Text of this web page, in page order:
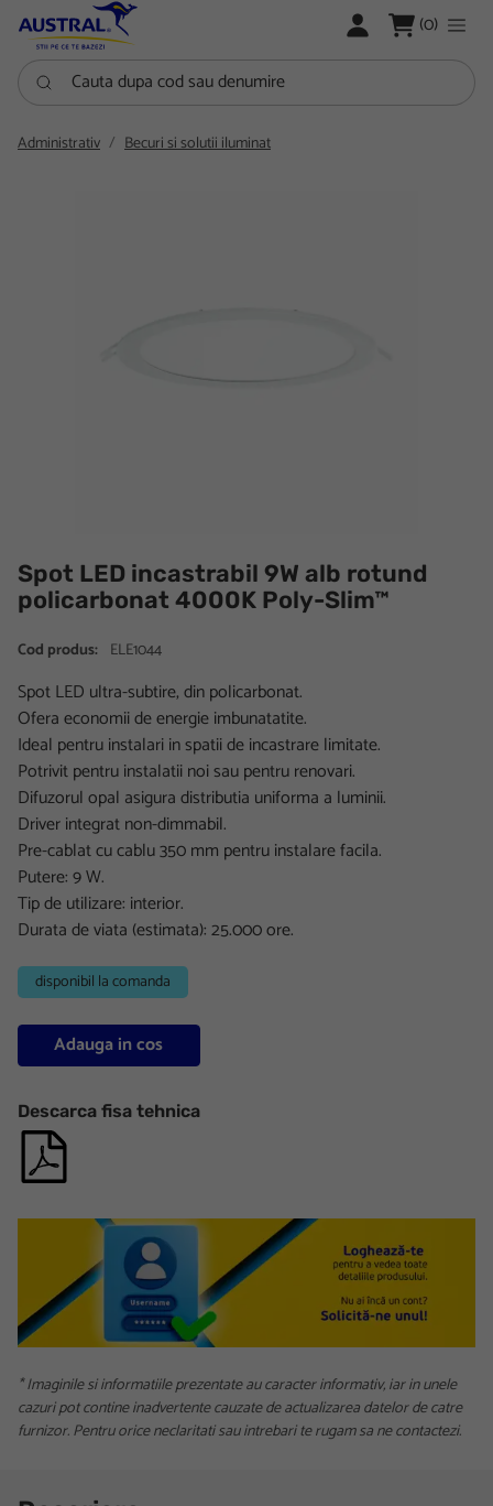
LOGARE (0)
Cauta dupa cod sau denumire
Administrativ Becuri si solutii iluminat
Spot LED incastrabil 9W alb rotund
policarbonat 4000K Poly-Slim™
Cod produs: ELE1044
Spot LED ultra-subtire, din policarbonat.
Ofera economii de energie imbunatatite.
Ideal pentru instalari in spatii de incastrare limitate.
Potrivit pentru instalatii noi sau pentru renovari.
Difuzorul opal asigura distributia uniforma a luminii.
Driver integrat non-dimmabil.
Pre-cablat cu cablu 350 mm pentru instalare facila.
Putere: 9 W.
Tip de utilizare: interior.
Durata de viata (estimata): 25.000 ore.
disponibil la comanda
Adauga in cos
Descarca fisa tehnica
* Imaginile si informatiile prezentate au caracter informativ, iar in unele
cazuri pot contine inadvertente cauzate de actualizarea datelor de catre
furnizor. Pentru orice neclaritati sau intrebari te rugam sa ne contactezi.